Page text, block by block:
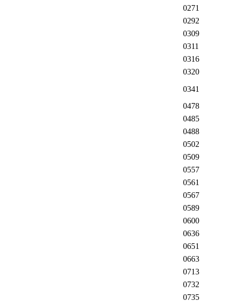
0271
0292
0309
0311
0316
0320
0341
0478
0485
0488
0502
0509
0557
0561
0567
0589
0600
0636
0651
0663
0713
0732
0735